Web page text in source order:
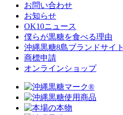
お問い合わせ
お知らせ
OK10ニュース
僕らが黒糖を食べる理由
沖縄黒糖8島ブランドサイト
商標申請
オンラインショップ